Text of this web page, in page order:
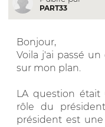
PART33
Bonjour,
Voila j'ai passé un
sur mon plan.
LA question
rôle du
président est